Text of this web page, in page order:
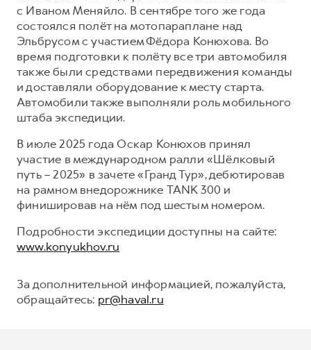
с Иваном Меняйло. В сентябре того же года
состоялся полёт на мотопараплане над
Эльбрусом с участием Фёдора Конюхова. Во
время подготовки к полёту все три автомобиля
также были средствами передвижения команды
и доставляли оборудование к месту старта.
Автомобили также выполняли роль мобильного
штаба экспедиции.
В июле 2025 года Оскар Конюхов принял
участие в международном ралли «Шёлковый
путь – 2025» в зачете «Гранд Тур», дебютировав
на рамном внедорожнике TANK 300 и
финишировав на нём под шестым номером.
Подробности экспедиции доступны на сайте:
www.konyukhov.ru
За дополнительной информацией, пожалуйста,
обращайтесь: pr@haval.ru